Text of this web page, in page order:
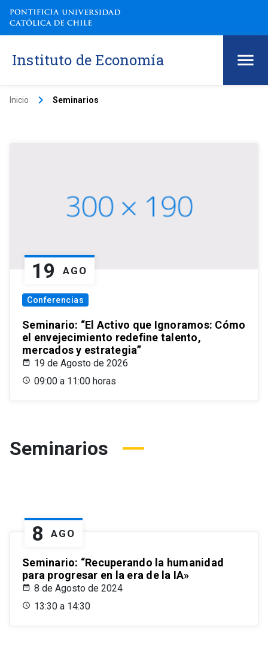
Instituto de Economía
Inicio keyboard_arrow_right Seminarios
19 AGO
Conferencias
Seminario: “El Activo que Ignoramos: Cómo
el envejecimiento redefine talento,
mercados y estrategia”
19 de Agosto de 2026
09:00 a 11:00 horas
Seminarios
8 AGO
Seminario: “Recuperando la humanidad
para progresar en la era de la IA»
8 de Agosto de 2024
13:30 a 14:30